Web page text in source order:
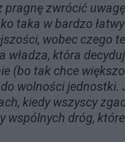
pragnę zwrócić
taka w bardzo
wobec czego
władza, która
(bo tak chce
wolności jednostki.
kiedy wszyscy
wspólnych dróg,